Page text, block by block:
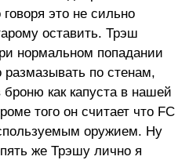
это не сильно
оставить. Трэш
нормальном попадании
размазывать по стенам,
как капуста в нашей
того он считает что FC
оружием. Ну
же Трэшу лично я